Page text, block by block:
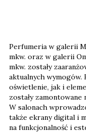
Perfumeria w galerii
mkw. oraz w galerii
mkw. zostały
aktualnych wymogów.
oświetlenie, jak i
zostały
W salonach
także ekrany digital i
na funkcjonalność i